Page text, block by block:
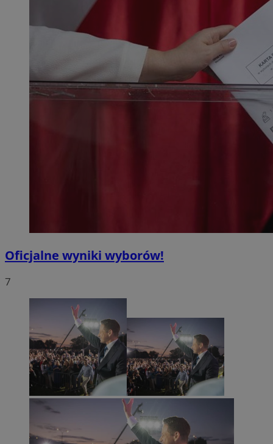
Oficjalne wyniki wyborów!
7